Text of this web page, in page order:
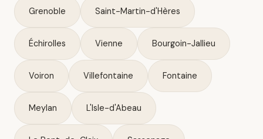
Grenoble Saint-Martin-d'Hères
Échirolles Vienne Bourgoin-Jallieu
Voiron Villefontaine Fontaine
Meylan L'Isle-d'Abeau